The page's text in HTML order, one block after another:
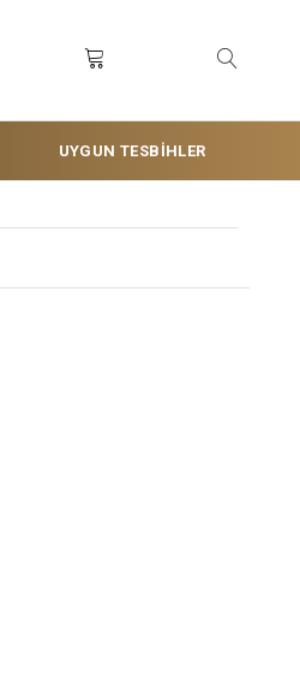
UYGUN TESBİHLER